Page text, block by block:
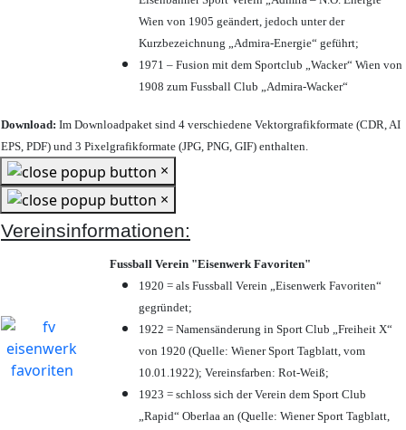
Wien von 1905 geändert, jedoch unter der
Kurzbezeichnung „Admira-Energie“ geführt;
1971 – Fusion mit dem Sportclub „Wacker“ Wien von
1908 zum Fussball Club „Admira-Wacker“
Download: Im Downloadpaket sind 4 verschiedene Vektorgrafikformate (CDR, AI
EPS, PDF) und 3 Pixelgrafikformate (JPG, PNG, GIF) enthalten.
×
×
Vereinsinformationen:
Fussball Verein "Eisenwerk Favoriten"
1920 = als Fussball Verein „Eisenwerk Favoriten“
gegründet;
1922 = Namensänderung in Sport Club „Freiheit X“
von 1920 (Quelle: Wiener Sport Tagblatt, vom
10.01.1922); Vereinsfarben: Rot-Weiß;
1923 = schloss sich der Verein dem Sport Club
„Rapid“ Oberlaa an (Quelle: Wiener Sport Tagblatt,